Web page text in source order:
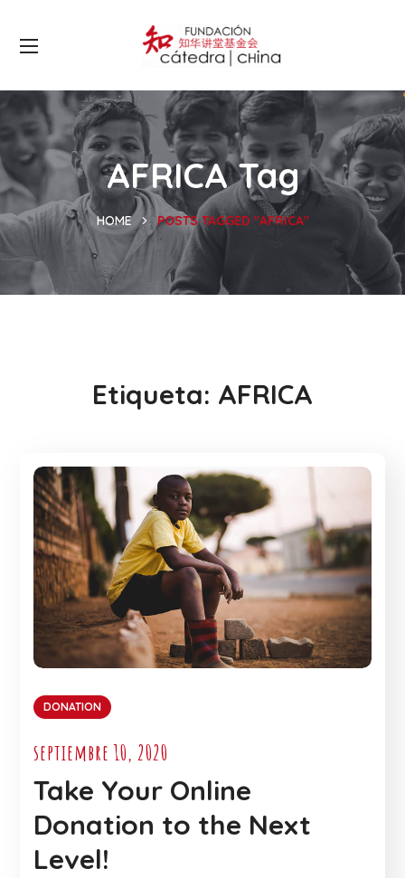
AFRICA Tag
HOME POSTS TAGGED "AFRICA"
Etiqueta: AFRICA
DONATION
septiembre 10, 2020
Take Your Online
Donation to the Next
Level!